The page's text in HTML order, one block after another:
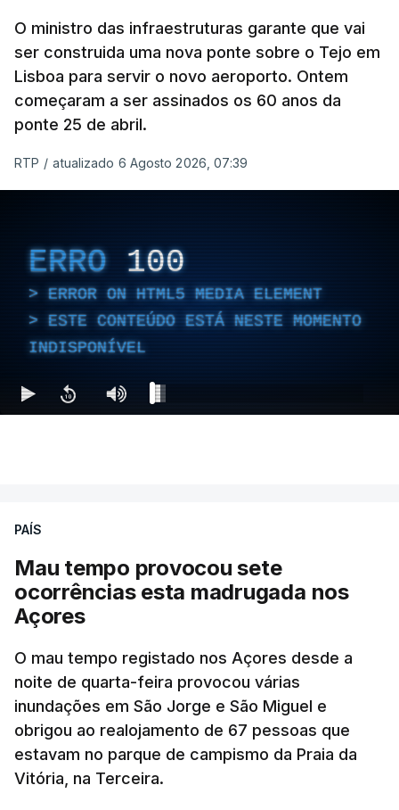
O ministro das infraestruturas garante que vai
ser construida uma nova ponte sobre o Tejo em
Lisboa para servir o novo aeroporto. Ontem
começaram a ser assinados os 60 anos da
ponte 25 de abril.
RTP / atualizado 6 Agosto 2026, 07:39
ERRO 100
ERROR ON HTML5 MEDIA ELEMENT
ESTE CONTEÚDO ESTÁ NESTE MOMENTO
INDISPONÍVEL
PAÍS
Mau tempo provocou sete
ocorrências esta madrugada nos
Açores
O mau tempo registado nos Açores desde a
noite de quarta-feira provocou várias
inundações em São Jorge e São Miguel e
obrigou ao realojamento de 67 pessoas que
estavam no parque de campismo da Praia da
Vitória, na Terceira.